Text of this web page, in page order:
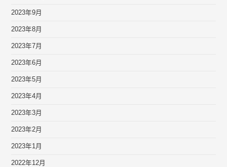
2023年9月
2023年8月
2023年7月
2023年6月
2023年5月
2023年4月
2023年3月
2023年2月
2023年1月
2022年12月